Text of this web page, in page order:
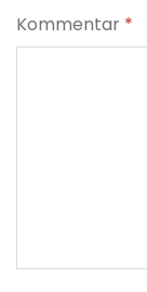
Kommentar *